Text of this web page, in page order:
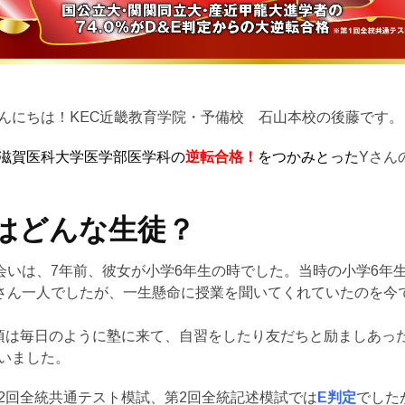
にちは！KEC近畿教育学院・予備校 石山本校の後藤です。
賀医科大学医学部医学科の逆転合格！ をつかみとったYさん
どんな生徒？
いは、7年前、彼女が小学6年生の時でした。当時の小学6年
ん一人でしたが、一生懸命に授業を聞いてくれていたのを今
は毎日のように塾に来て、自習をしたり友だちと励ましあっ
ました。
回全統共通テスト模試、第2回全統記述模試では E判定でした